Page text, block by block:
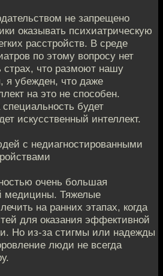
не запрещено
оказывать психиатрическую
расстройств. В среде
по этому вопросу нет
страх, что размоют нашу
я убежден, что даже
на это не способен.
будет
искусственный интеллект.
с недиагностированными
очень большая
медицины. Тяжелые
на ранних этапах, когда
для оказания эффективной
Но из-за стигмы или надежды
люди не всегда